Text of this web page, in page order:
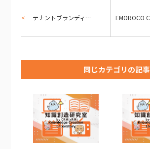
テナントブランディング設定ガイド — 「借り物のCRM」から「自社のCRM」に変える
同じカテゴリの記事